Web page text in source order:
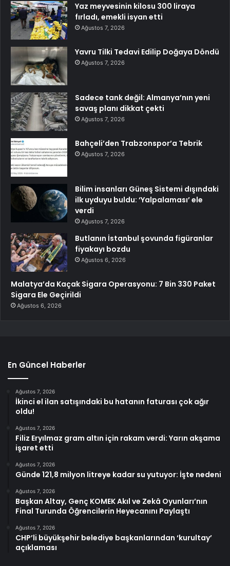
Yaz meyvesinin kilosu 300 liraya
fırladı, emekli isyan etti
Ağustos 7, 2026
Yavru Tilki Tedavi Edilip Doğaya Döndü
Ağustos 7, 2026
Sadece tank değil: Almanya’nın yeni
savaş planı dikkat çekti
Ağustos 7, 2026
Bahçeli’den Trabzonspor’a Tebrik
Ağustos 7, 2026
Bilim insanları Güneş Sistemi dışındaki
ilk uyduyu buldu: ‘Yalpalaması’ ele
verdi
Ağustos 7, 2026
Butlanın İstanbul şovunda figüranlar
fiyakayı bozdu
Ağustos 6, 2026
Malatya’da Kaçak Sigara Operasyonu: 7 Bin 330 Paket
Sigara Ele Geçirildi
Ağustos 6, 2026
En Güncel Haberler
Ağustos 7, 2026
İkinci el ilan satışındaki bu hatanın faturası çok ağır
oldu!
Ağustos 7, 2026
Filiz Eryılmaz gram altın için rakam verdi: Yarın akşama
işaret etti
Ağustos 7, 2026
Günde 121,8 milyon litreye kadar su yutuyor: İşte nedeni
Ağustos 7, 2026
Başkan Altay, Genç KOMEK Akıl ve Zekâ Oyunları’nın
Final Turunda Öğrencilerin Heyecanını Paylaştı
Ağustos 7, 2026
CHP’li büyükşehir belediye başkanlarından ‘kurultay’
açıklaması